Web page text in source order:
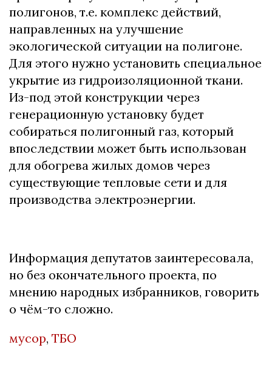
полигонов, т.е. комплекс действий,
направленных на улучшение
экологической ситуации на полигоне.
Для этого нужно установить специальное
укрытие из гидроизоляционной ткани.
Из-под этой конструкции через
генерационную установку будет
собираться полигонный газ, который
впоследствии может быть использован
для обогрева жилых домов через
существующие тепловые сети и для
производства электроэнергии.
Информация депутатов заинтересовала,
но без окончательного проекта, по
мнению народных избранников, говорить
о чём-то сложно.
мусор, ТБО